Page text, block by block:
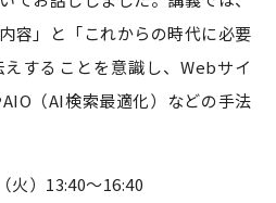
容」と「これからの時代に必要
することを意識し、Webサイ
（AI検索最適化）などの手法
）13:40～16:40